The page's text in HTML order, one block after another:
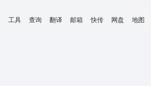
工具 查询 翻译 邮箱 快传 网盘 地图